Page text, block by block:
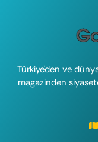
Türkiye'den ve
magazinden